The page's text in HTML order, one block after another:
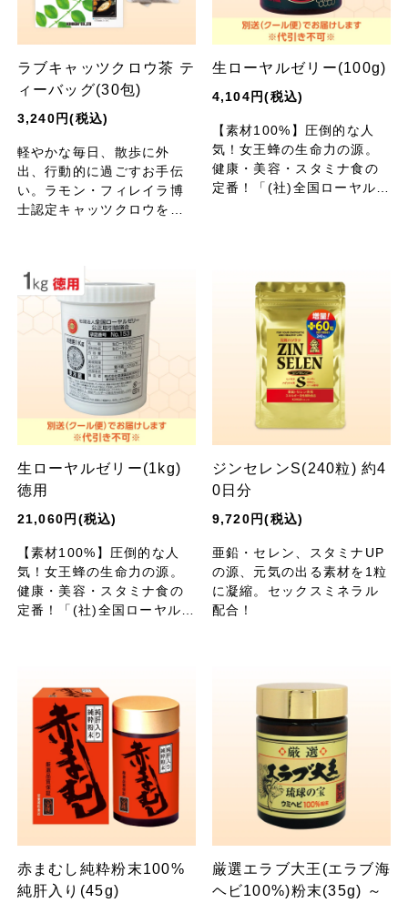
ラブキャッツクロウ茶 テ
ィーバッグ(30包)
3,240円(税込)
軽やかな毎日、散歩に外
出、行動的に過ごすお手伝
い。ラモン・フィレイラ博
士認定キャッツクロウを使
生ローヤルゼリー(100g)
4,104円(税込)
【素材100%】圧倒的な人
気！女王蜂の生命力の源。
健康・美容・スタミナ食の
定番！「(社)全国ローヤルゼ
生ローヤルゼリー(1kg)
徳用
21,060円(税込)
【素材100%】圧倒的な人
気！女王蜂の生命力の源。
健康・美容・スタミナ食の
定番！「(社)全国ローヤルゼ
ジンセレンS(240粒) 約4
0日分
9,720円(税込)
亜鉛・セレン、スタミナUP
の源、元気の出る素材を1粒
に凝縮。セックスミネラル
配合！
赤まむし純粋粉末100%
純肝入り(45g)
厳選エラブ大王(エラブ海
ヘビ100%)粉末(35g) ～